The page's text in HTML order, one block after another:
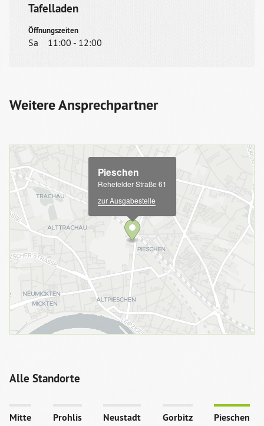
Tafelladen
Öffnungszeiten
Sa 11:00 - 12:00
Weitere Ansprechpartner
Pieschen
Rehefelder Straße 61
zur Ausgabestelle
Alle Standorte
Mitte Prohlis Neustadt Gorbitz
Pieschen